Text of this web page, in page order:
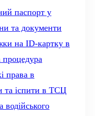
паспорт у
та документи
на ID-картку в
права в
та іспити в ТСЦ
водійського